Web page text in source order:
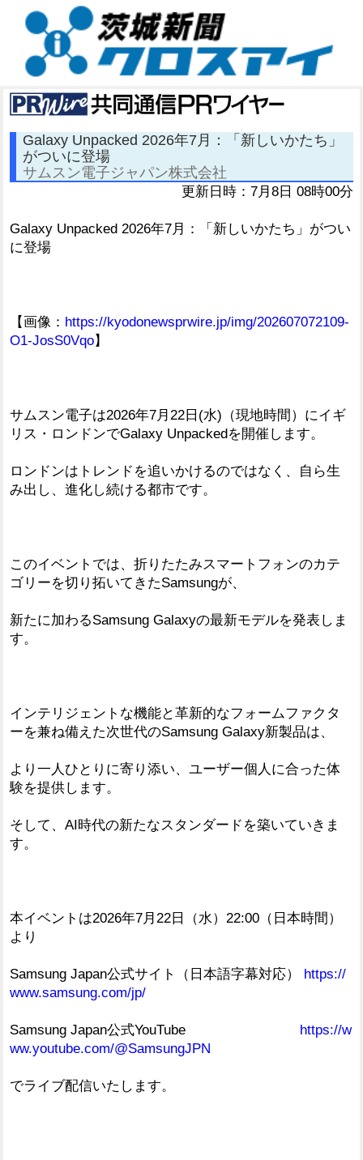
Galaxy Unpacked 2026年7月：「新しいかたち」
がついに登場
サムスン電子ジャパン株式会社
更新日時：7月8日 08時00分
Galaxy Unpacked 2026年7月：「新しいかたち」がつい
に登場
【画像： https://kyodonewsprwire.jp/img/202607072109-
O1-JosS0Vqo】
サムスン電子は2026年7月22日(水)（現地時間）にイギ
リス・ロンドンでGalaxy Unpackedを開催します。
ロンドンはトレンドを追いかけるのではなく、自ら生
み出し、進化し続ける都市です。
このイベントでは、折りたたみスマートフォンのカテ
ゴリーを切り拓いてきたSamsungが、
新たに加わるSamsung Galaxyの最新モデルを発表しま
す。
インテリジェントな機能と革新的なフォームファクタ
ーを兼ね備えた次世代のSamsung Galaxy新製品は、
より一人ひとりに寄り添い、ユーザー個人に合った体
験を提供します。
そして、AI時代の新たなスタンダードを築いていきま
す。
本イベントは2026年7月22日（水）22:00（日本時間）
より
Samsung Japan公式サイト（日本語字幕対応） https://
www.samsung.com/jp/
Samsung Japan公式YouTube
https://w
ww.youtube.com/@SamsungJPN
でライブ配信いたします。